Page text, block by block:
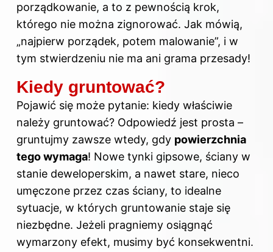
porządkowanie, a to z pewnością krok,
którego nie można zignorować. Jak mówią,
„najpierw porządek, potem malowanie”, i w
tym stwierdzeniu nie ma ani grama przesady!
Kiedy gruntować?
Pojawić się może pytanie: kiedy właściwie
należy gruntować? Odpowiedź jest prosta –
gruntujmy zawsze wtedy, gdy powierzchnia
tego wymaga! Nowe tynki gipsowe, ściany w
stanie deweloperskim, a nawet stare, nieco
umęczone przez czas ściany, to idealne
sytuacje, w których gruntowanie staje się
niezbędne. Jeżeli pragniemy osiągnąć
wymarzony efekt, musimy być konsekwentni.